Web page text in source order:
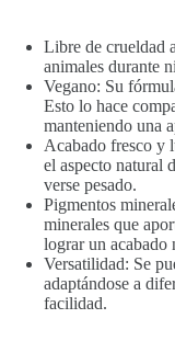
Libre de crueldad
animales durante
Vegano: Su
Esto lo hace
manteniendo una
Acabado fresco y
el aspecto natural
verse pesado.
Pigmentos
minerales que
lograr un acabado
Versatilidad: Se
adaptándose a
facilidad.